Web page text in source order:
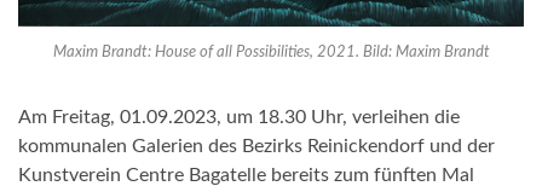
Maxim Brandt: House of all Possibilities, 2021. Bild: Maxim Brandt
Am Freitag, 01.09.2023, um 18.30 Uhr, verleihen die
kommunalen Galerien des Bezirks Reinickendorf und der
Kunstverein Centre Bagatelle bereits zum fünften Mal